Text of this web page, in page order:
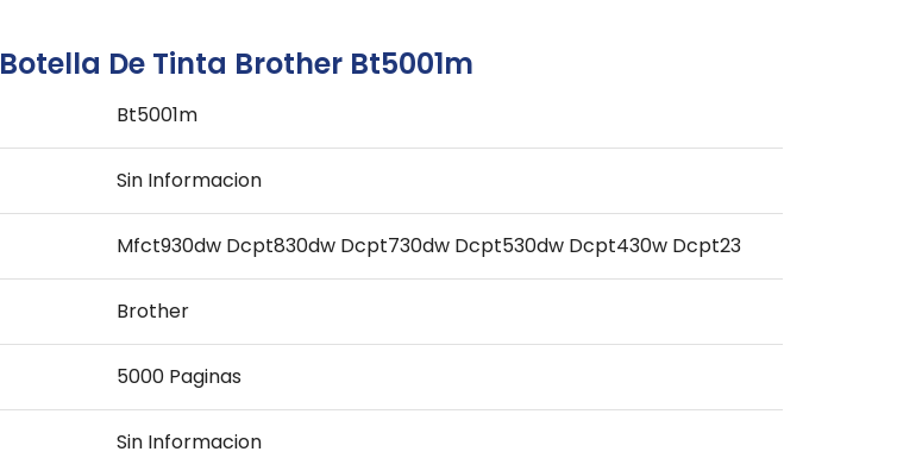
Botella De Tinta Brother Bt5001m
Bt5001m
Sin Informacion
Mfct930dw Dcpt830dw Dcpt730dw Dcpt530dw Dcpt430w Dcpt23
Brother
5000 Paginas
Sin Informacion